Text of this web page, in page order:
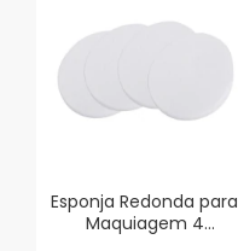
Esponja Redonda para
Maquiagem 4